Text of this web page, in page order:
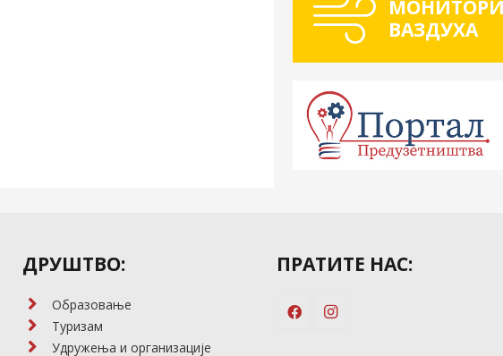
ВАЗДУХА
ДРУШТВО:
Образовање
Туризам
Удружења и организације
ПРАТИТЕ НАС: